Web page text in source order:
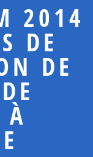
2014
DE
DE
À